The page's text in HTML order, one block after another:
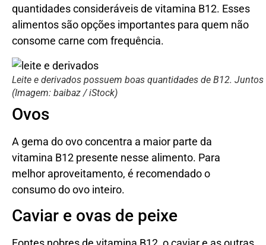
quantidades consideráveis de vitamina B12. Esses
alimentos são opções importantes para quem não
consome carne com frequência.
Leite e derivados possuem boas quantidades de B12.
(Imagem: baibaz / iStock)
Ovos
A gema do ovo concentra a maior parte da
vitamina B12 presente nesse alimento. Para
melhor aproveitamento, é recomendado o
consumo do ovo inteiro.
Caviar e ovas de peixe